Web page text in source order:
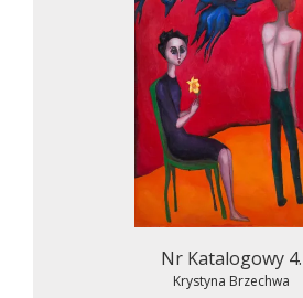
Nr Katalogowy 4.
Krystyna Brzechwa